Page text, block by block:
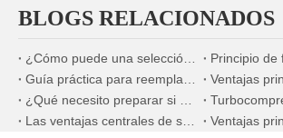
BLOGS RELACIONADOS